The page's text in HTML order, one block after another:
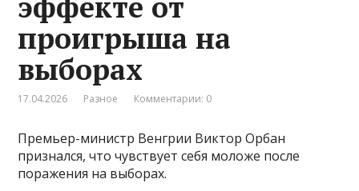
проигрыша на
выборах
17.04.2026 Разное Комментарии: 0
Премьер-министр Венгрии Виктор Орбан
признался, что чувствует себя моложе после
поражения на выборах.